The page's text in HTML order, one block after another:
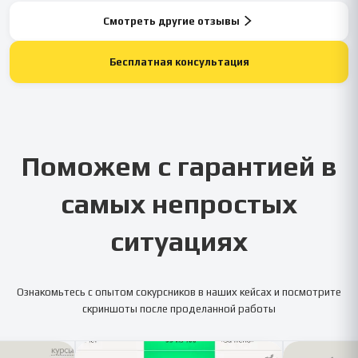
Смотреть другие отзывы
Бесплатная консультация
Поможем с гарантией в
самых непростых
ситуациях
Ознакомьтесь с опытом сокурсников в наших кейсах и посмотрите
скриншоты после проделанной работы